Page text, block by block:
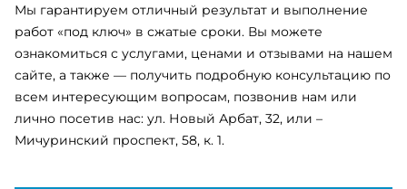
Мы гарантируем отличный результат и выполнение
работ «под ключ» в сжатые сроки. Вы можете
ознакомиться с услугами, ценами и отзывами на нашем
сайте, а также — получить подробную консультацию по
всем интересующим вопросам, позвонив нам или
лично посетив нас: ул. Новый Арбат, 32, или –
Мичуринский проспект, 58, к. 1.